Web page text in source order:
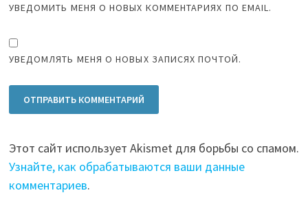
УВЕДОМИТЬ МЕНЯ О НОВЫХ КОММЕНТАРИЯХ ПО EMAIL.
УВЕДОМЛЯТЬ МЕНЯ О НОВЫХ ЗАПИСЯХ ПОЧТОЙ.
Этот сайт использует Akismet для борьбы со спамом.
Узнайте, как обрабатываются ваши данные
комментариев.